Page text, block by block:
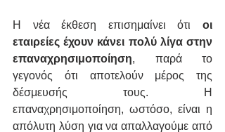
Η νέα έκθεση επισημαίνει ότι οι
εταιρείες έχουν κάνει πολύ λίγα στην
επαναχρησιμοποίηση, παρά το
γεγονός ότι αποτελούν μέρος της
δέσμευσής τους. Η
επαναχρησιμοποίηση, ωστόσο, είναι η
απόλυτη λύση για να απαλλαγούμε από